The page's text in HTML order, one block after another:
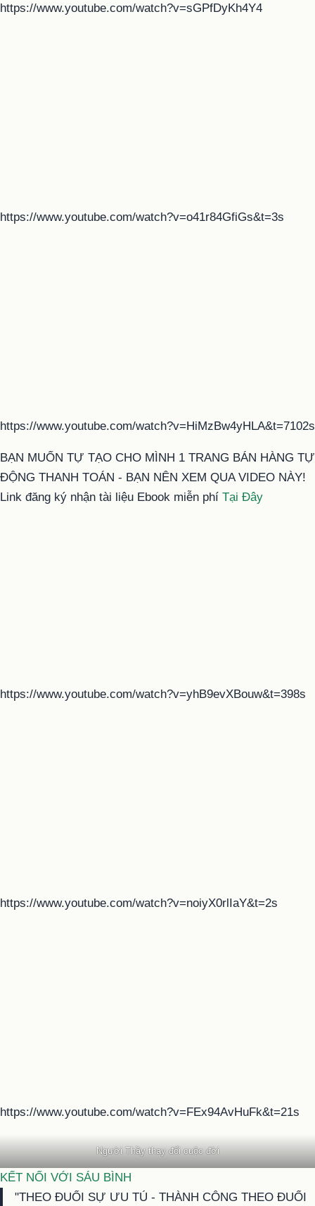
https://www.youtube.com/watch?v=sGPfDyKh4Y4
https://www.youtube.com/watch?v=o41r84GfiGs&t=3s
https://www.youtube.com/watch?v=HiMzBw4yHLA&t=7102s
BẠN MUỐN TỰ TẠO CHO MÌNH 1 TRANG BÁN HÀNG TỰ
ĐỘNG THANH TOÁN - BẠN NÊN XEM QUA VIDEO NÀY!
Link đăng ký nhận tài liệu Ebook miễn phí Tại Đây
https://www.youtube.com/watch?v=yhB9evXBouw&t=398s
https://www.youtube.com/watch?v=noiyX0rlIaY&t=2s
https://www.youtube.com/watch?v=FEx94AvHuFk&t=21s
Người Thầy thay đổi cuộc đời
KẾT NỐI VỚI SÁU BÌNH
"THEO ĐUỔI SỰ ƯU TÚ - THÀNH CÔNG THEO ĐUỔI